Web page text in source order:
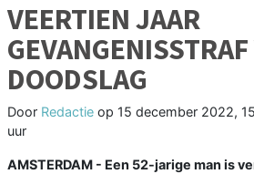
VEERTIEN JAAR
DOODSLAG
Door Redactie op 15 december 2022,
uur
AMSTERDAM - Een 52-jarige man is